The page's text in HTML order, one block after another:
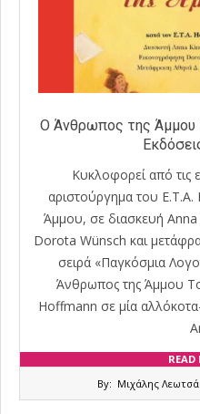
Ο Άνθρωπος της Άμμου
Κυκλοφορεί από τις
αριστούργηµα του
Άμμου, σε διασκευή
Dorota Wünsch και
σειρά «Παγκόσμια
Άνθρωπος της Άμμου
Hoffmann σε µία
By: Μιχάλης